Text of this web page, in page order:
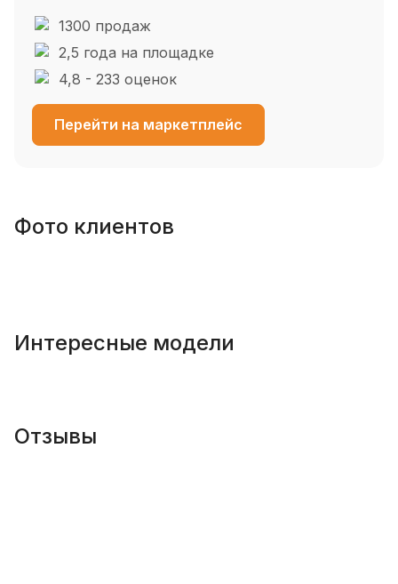
1300 продаж
2,5 года на площадке
4,8 - 233 оценок
Перейти на маркетплейс
Фото клиентов
Интересные модели
Отзывы